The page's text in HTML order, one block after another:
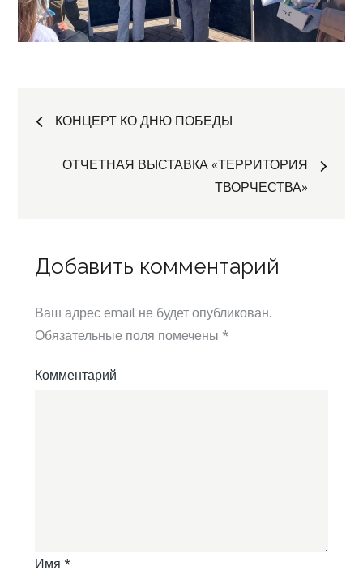
Навигация
КОНЦЕРТ КО ДНЮ ПОБЕДЫ
ОТЧЕТНАЯ ВЫСТАВКА «ТЕРРИТОРИЯ
ТВОРЧЕСТВА»⁣
Добавить комментарий
Ваш адрес email не будет опубликован.
Обязательные поля помечены *
Комментарий
Имя *